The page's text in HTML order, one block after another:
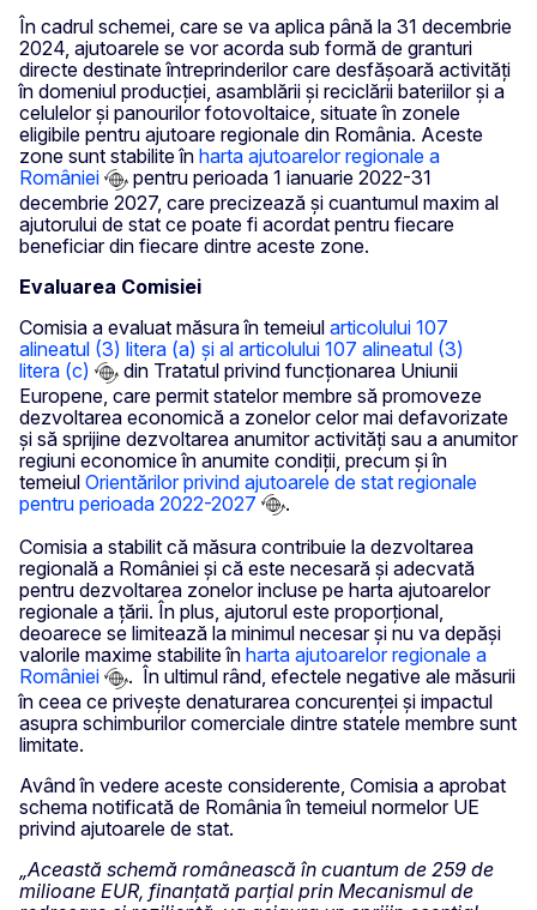
În cadrul schemei, care se va aplica până la 31 decembrie
2024, ajutoarele se vor acorda sub formă de granturi
directe destinate întreprinderilor care desfășoară activități
în domeniul producției, asamblării și reciclării bateriilor și a
celulelor și panourilor fotovoltaice, situate în zonele
eligibile pentru ajutoare regionale din România. Aceste
zone sunt stabilite în harta ajutoarelor regionale a
României
pentru perioada 1 ianuarie 2022-31
decembrie 2027, care precizează și cuantumul maxim al
ajutorului de stat ce poate fi acordat pentru fiecare
beneficiar din fiecare dintre aceste zone.
Evaluarea Comisiei
Comisia a evaluat măsura în temeiul articolului 107
alineatul (3) litera (a) și al articolului 107 alineatul (3)
litera (c)
din Tratatul privind funcționarea Uniunii
Europene, care permit statelor membre să promoveze
dezvoltarea economică a zonelor celor mai defavorizate
și să sprijine dezvoltarea anumitor activităţi sau a anumitor
regiuni economice în anumite condiții, precum și în
temeiul Orientărilor privind ajutoarele de stat regionale
pentru perioada 2022-2027
.
Comisia a stabilit că măsura contribuie la dezvoltarea
regională a României și că este necesară și adecvată
pentru dezvoltarea zonelor incluse pe harta ajutoarelor
regionale a țării. În plus, ajutorul este proporțional,
deoarece se limitează la minimul necesar și nu va depăși
valorile maxime stabilite în harta ajutoarelor regionale a
României
. În ultimul rând, efectele negative ale măsurii
în ceea ce privește denaturarea concurenței și impactul
asupra schimburilor comerciale dintre statele membre sunt
limitate.
Având în vedere aceste considerente, Comisia a aprobat
schema notificată de România în temeiul normelor UE
privind ajutoarele de stat.
„Această schemă românească în cuantum de 259 de
milioane EUR, finanțată parțial prin Mecanismul de